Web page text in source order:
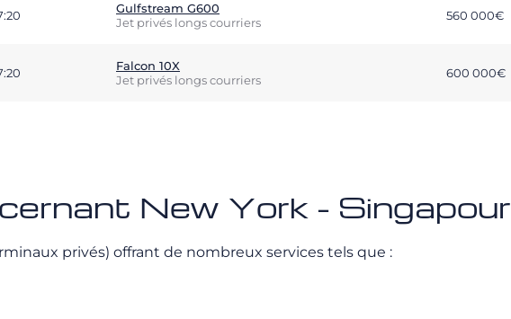
Gulfstream G600
Jet privés longs courriers
560 000€
Falcon 10X
Jet privés longs courriers
600 000€
New York - Singapour
privés) offrant de nombreux services tels que :